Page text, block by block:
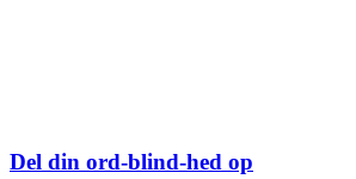
Del din ord-blind-hed op